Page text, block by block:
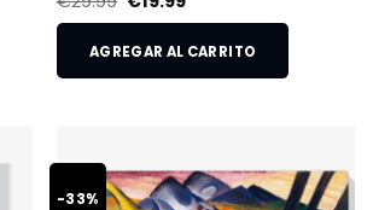
AGREGAR AL CARRITO
-33%